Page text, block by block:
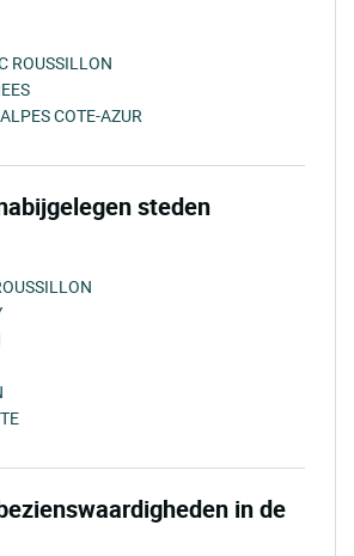
ROUSSILLON
COTE-AZUR
steden
in de